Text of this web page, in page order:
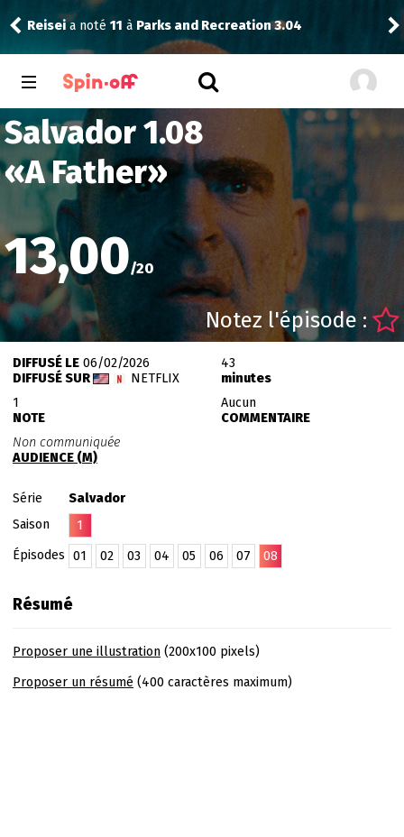
Reiseia noté 11 à Parks and Recreation 3.04
Salvador 1.08
«A Father»
13,00/20
Notez l'épisode :
DIFFUSÉ LE06/02/2026
DIFFUSÉ SUR
NETFLIX
43
minutes
1
NOTE
Aucun
COMMENTAIRE
Non communiquée
AUDIENCE (M)
Série
Salvador
Saison
1
Épisodes
01 02 03 04 05 06 07 08
Résumé
Proposer une illustration(200x100 pixels)
Proposer un résumé (400 caractères maximum)